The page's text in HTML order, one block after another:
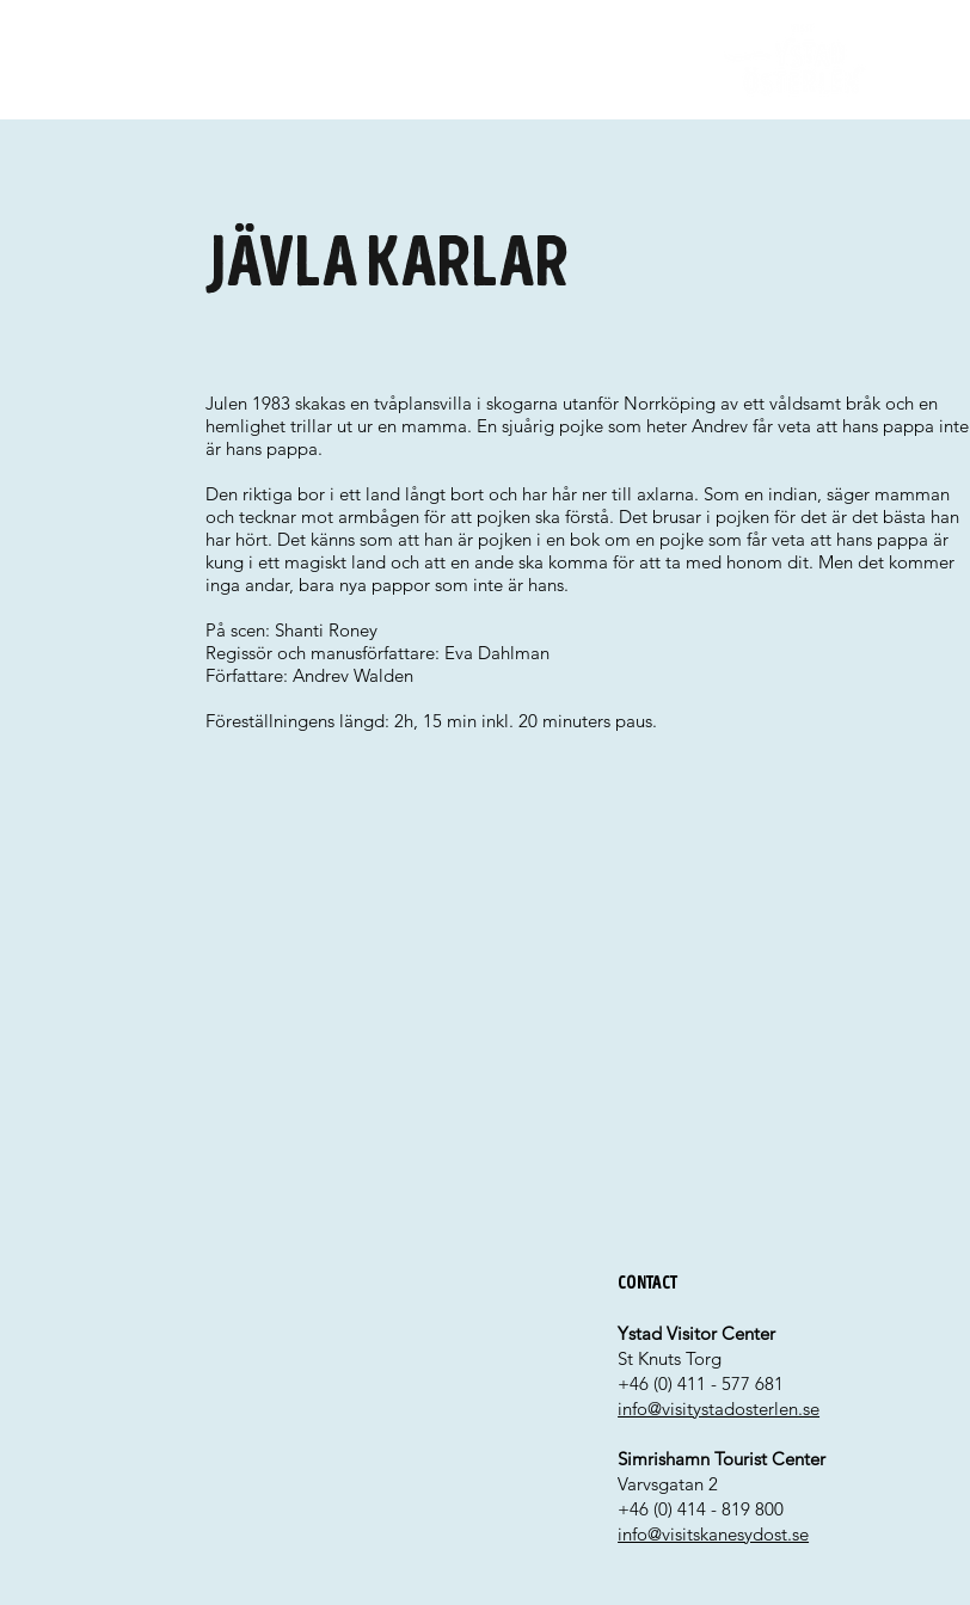
Jävla karlar
Julen 1983 skakas en tvåplansvilla i skogarna utanför Norrköping av ett våldsamt bråk och en
hemlighet trillar ut ur en mamma. En sjuårig pojke som heter Andrev får veta att hans pappa inte
är hans pappa.
Den riktiga bor i ett land långt bort och har hår ner till axlarna. Som en indian, säger mamman
och tecknar mot armbågen för att pojken ska förstå. Det brusar i pojken för det är det bästa han
har hört. Det känns som att han är pojken i en bok om en pojke som får veta att hans pappa är
kung i ett magiskt land och att en ande ska komma för att ta med honom dit. Men det kommer
inga andar, bara nya pappor som inte är hans.
På scen: Shanti Roney
Regissör och manusförfattare: Eva Dahlman
Författare: Andrev Walden
Föreställningens längd: 2h, 15 min inkl. 20 minuters paus.
Contact
Ystad Visitor Center
St Knuts Torg
+46 (0) 411 - 577 681
info@visitystadosterlen.se
Simrishamn Tourist Center
Varvsgatan 2
+46 (0) 414 - 819 800
info@visitskanesydost.se